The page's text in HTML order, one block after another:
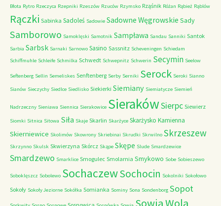
Błota Rytro Rzeczyca Rzepniki Rzeszów Rzuców Rzymsko Rząśnik Różan Rąbież Rąblów
Rączki Sabinka Sadoleś Sadowie Sadowne Węgrowskie Sady
Samborowo Samoklęski Samotnik Sampława Sandau Sanniki Santok
Sarbia Sarbsk Sarnaki Sarnowo Sasino Sassnitz Scheveningen Schiedam
Schiffmuhle Schleife Schmilka Schwedt Schwepnitz Schwerin Secymin Seelow
Seftenberg Sellin Semeliskes Senftenberg Serby Serniki Serock Seroki Sianno
Sianów Sieczychy Siedlce Siedlisko Siekierki Siemiany Siemiatycze Siemień
Nadrzeczny Sieniawa Siennica Sierakowice SierakówSierpc Siewierz
Siomki Sitnica Sitowa Siła Skaje Skarlin Skarżyce Skarżysko Kamienna
Skierniewice Skolimów Skowrony Skriebinai Skrudki Skrwilno Skrzeszew
Skrzynno Skulsk Skwierzyna Skórcz Skąpe Skępe Slude Smardzewice
Smardzewo Smarklice Smogulec Smolarnia Smykowo Sobe Sobieszewo
Soboklęszcz Sobolewo SochaczewSochocin Sokolniki Sokołowo
Sokoły Sokoły Jeziorne Sokółka Somianka Sominy Sona Sondenborg Sopot
Sowia Wola